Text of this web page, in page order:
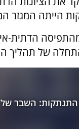
הייתה המגזר
הדתית-
של תהליך